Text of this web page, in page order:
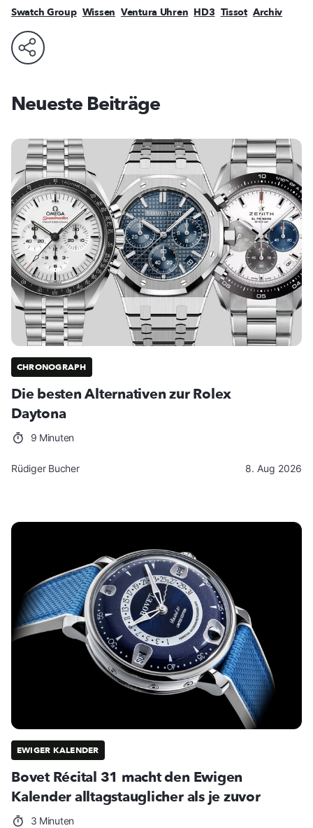
Swatch Group Wissen Ventura Uhren HD3 Tissot Archiv
Neueste Beiträge
CHRONOGRAPH
Die besten Alternativen zur Rolex
Daytona
9 Minuten
Rüdiger Bucher 8. Aug 2026
EWIGER KALENDER
Bovet Récital 31 macht den Ewigen
Kalender alltagstauglicher als je zuvor
3 Minuten